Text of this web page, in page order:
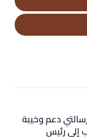
دعم وخيبة
إلى رئيس